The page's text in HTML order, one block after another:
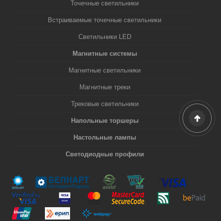
Точечные светильники
Встраиваемые точечные светильники
Светильники LED
Магнитные системы
Магнитные светильники
Магнитные треки
Трековые светильники
Напольные торшеры
Настольные лампы
Светодиодные профили